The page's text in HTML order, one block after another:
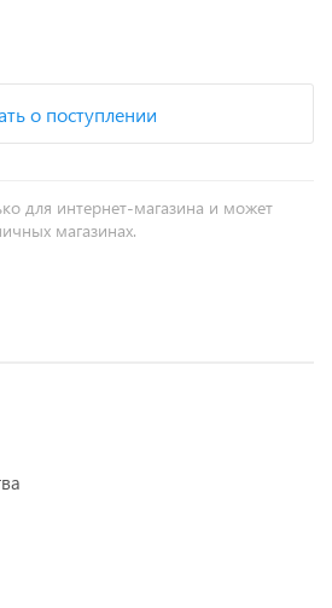
о поступлении
для интернет-магазина и может
магазинах.